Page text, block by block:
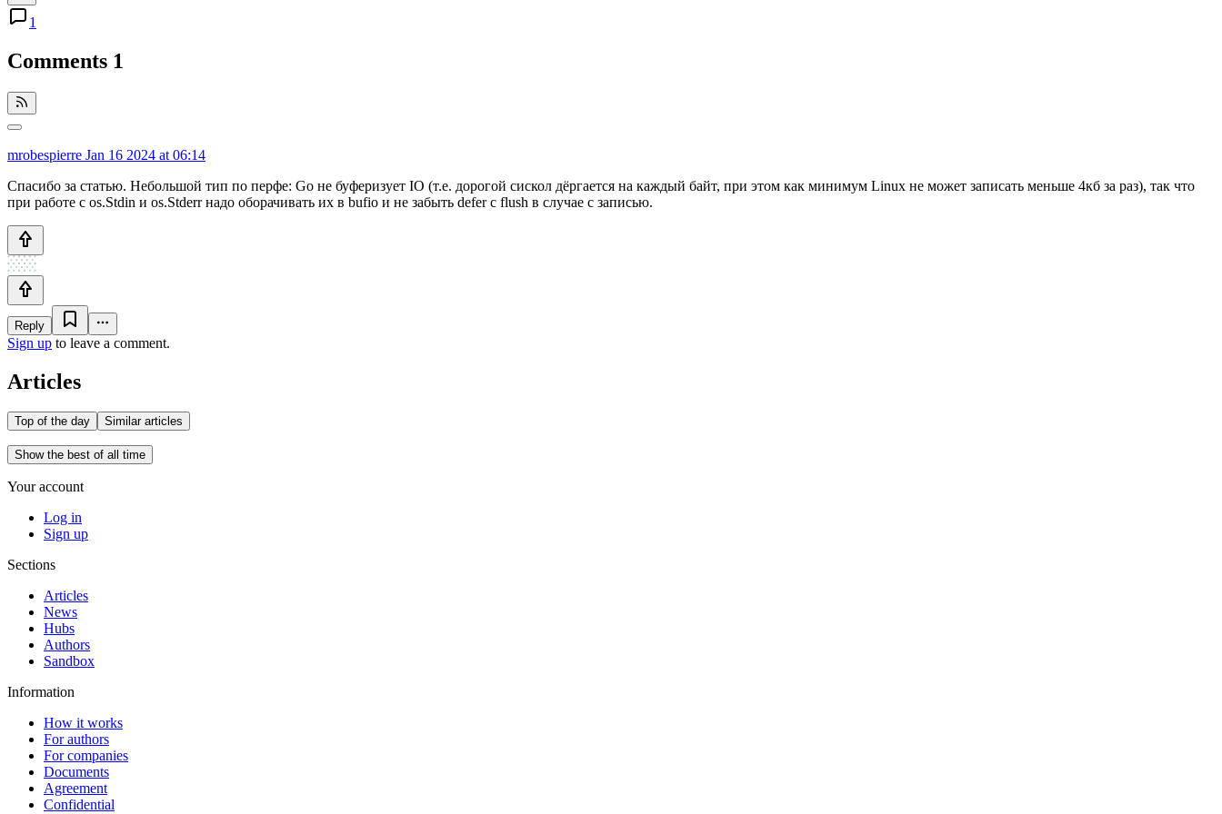
1
Comments 1
mrobespierre Jan 16 2024 at 06:14
Спасибо за статью. Небольшой тип по перфе: Go не буферизует IO (т.е. дорогой сискол дёргается на каждый байт, при этом как минимум Linux не может записать меньше 4кб за раз), так что
при работе с os.Stdin и os.Stderr надо оборачивать их в bufio и не забыть defer с flush в случае с записью.
Reply
Sign up to leave a comment.
Articles
Top of the day Similar articles
Show the best of all time
Your account
Log in
Sign up
Sections
Articles
News
Hubs
Authors
Sandbox
Information
How it works
For authors
For companies
Documents
Agreement
Confidential